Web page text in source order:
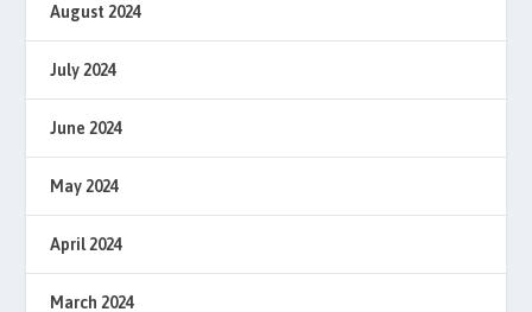
August 2024
July 2024
June 2024
May 2024
April 2024
March 2024